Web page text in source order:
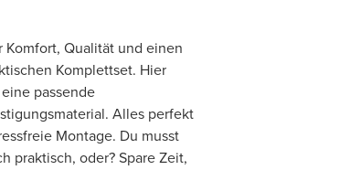
Qualität und einen
Komplettset. Hier
passende
Alles perfekt
Montage. Du musst
praktisch, oder? Spare Zeit,